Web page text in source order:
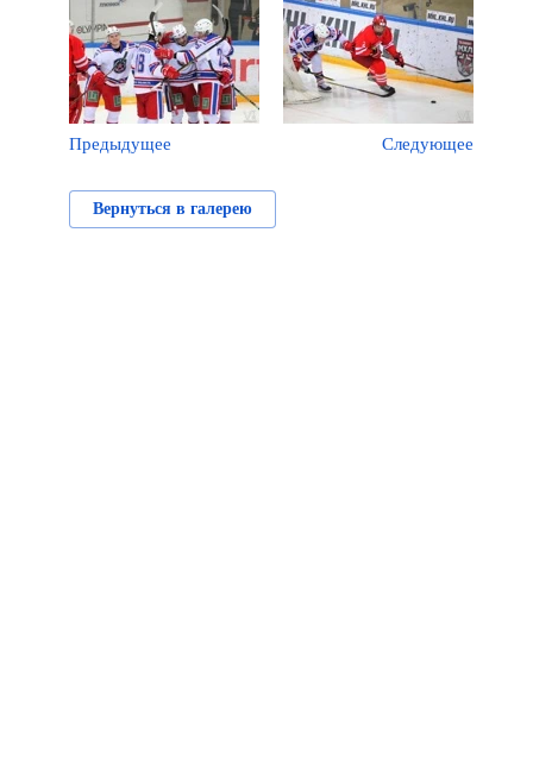
Предыдущее Следующее
Вернуться в галерею